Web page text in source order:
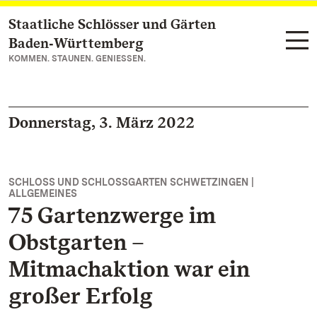
Zum Hauptinhalt springen
Staatliche Schlösser und Gärten
Baden‑Württemberg
KOMMEN. STAUNEN. GENIESSEN.
Donnerstag, 3. März 2022
SCHLOSS UND SCHLOSSGARTEN SCHWETZINGEN |
ALLGEMEINES
75 Gartenzwerge im
Obstgarten –
Mitmachaktion war ein
großer Erfolg